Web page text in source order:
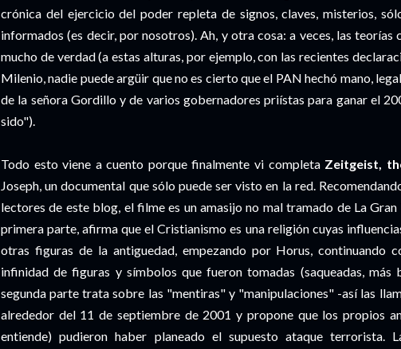
crónica del ejercicio del poder repleta de signos, claves, misterios,
informados (es decir, por nosotros). Ah, y otra cosa: a veces, las teorías
mucho de verdad (a estas alturas, por ejemplo, con las recientes
Milenio, nadie puede argüir que no es cierto que el PAN hechó mano,
de la señora Gordillo y de varios gobernadores priístas para ganar el
sido").
Todo esto viene a cuento porque finalmente vi completa Zeitgeist,
Joseph, un documental que sólo puede ser visto en la red.
lectores de este blog, el filme es un amasijo no mal tramado de La
primera parte, afirma que el Cristianismo es una religión cuyas
otras figuras de la antiguedad, empezando por Horus, continuando
infinidad de figuras y símbolos que fueron tomadas (saqueadas, más
segunda parte trata sobre las "mentiras" y "manipulaciones" -así las
alrededor del 11 de septiembre de 2001 y propone que los propios
entiende) pudieron haber planeado el supuesto ataque terrorista.